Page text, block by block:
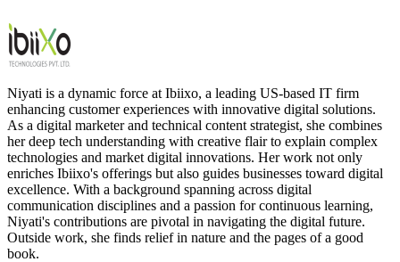
Niyati is a dynamic force at Ibiixo, a leading US-based IT firm
enhancing customer experiences with innovative digital solutions.
As a digital marketer and technical content strategist, she combines
her deep tech understanding with creative flair to explain complex
technologies and market digital innovations. Her work not only
enriches Ibiixo's offerings but also guides businesses toward digital
excellence. With a background spanning across digital
communication disciplines and a passion for continuous learning,
Niyati's contributions are pivotal in navigating the digital future.
Outside work, she finds relief in nature and the pages of a good
book.